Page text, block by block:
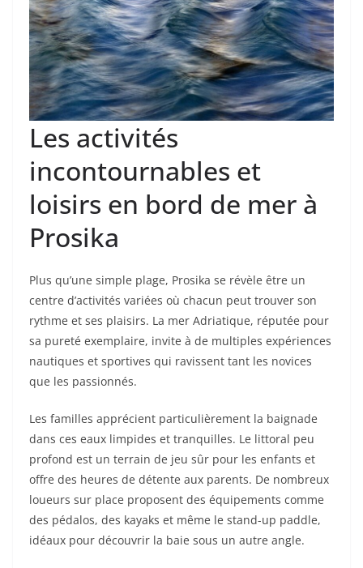
Les activités
incontournables et
loisirs en bord de mer à
Prosika
Plus qu’une simple plage, Prosika se révèle être un
centre d’activités variées où chacun peut trouver son
rythme et ses plaisirs. La mer Adriatique, réputée pour
sa pureté exemplaire, invite à de multiples expériences
nautiques et sportives qui ravissent tant les novices
que les passionnés.
Les familles apprécient particulièrement la baignade
dans ces eaux limpides et tranquilles. Le littoral peu
profond est un terrain de jeu sûr pour les enfants et
offre des heures de détente aux parents. De nombreux
loueurs sur place proposent des équipements comme
des pédalos, des kayaks et même le stand-up paddle,
idéaux pour découvrir la baie sous un autre angle.